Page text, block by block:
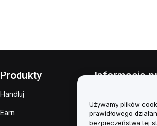
Produkty
Handluj
Earn
Informacje
interesów
Podsumowanie
Używamy plików
prawidłowego
bezpieczeństwa tej